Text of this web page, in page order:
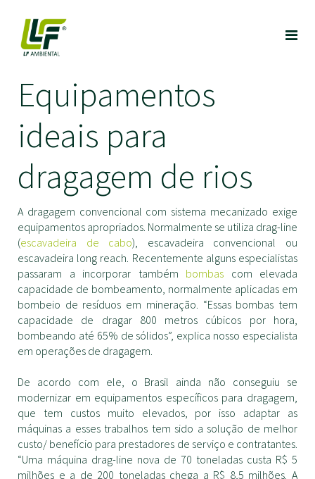
Equipamentos
ideais para
dragagem de rios
A dragagem convencional com sistema mecanizado exige
equipamentos apropriados. Normalmente se utiliza drag-line
(escavadeira de cabo), escavadeira convencional ou
escavadeira long reach. Recentemente alguns especialistas
passaram a incorporar também bombas com elevada
capacidade de bombeamento, normalmente aplicadas em
bombeio de resíduos em mineração. “Essas bombas tem
capacidade de dragar 800 metros cúbicos por hora,
bombeando até 65% de sólidos”, explica nosso especialista
em operações de dragagem.
De acordo com ele, o Brasil ainda não conseguiu se
modernizar em equipamentos específicos para dragagem,
que tem custos muito elevados, por isso adaptar as
máquinas a esses trabalhos tem sido a solução de melhor
custo/ benefício para prestadores de serviço e contratantes.
“Uma máquina drag-line nova de 70 toneladas custa R$ 5
milhões e a de 200 toneladas chega a R$ 8,5 milhões. A